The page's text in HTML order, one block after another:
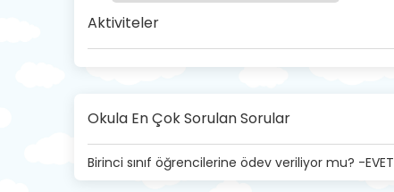
Aktiviteler
Okula En Çok Sorulan Sorular
Birinci sınıf öğrencilerine ödev veriliyor mu? -EVET